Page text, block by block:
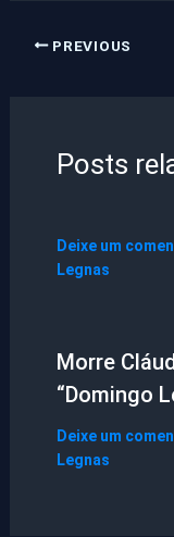
PREVIOUS
Posts
Deixe um
Legnas
Morre
“Domingo
Deixe um
Legnas